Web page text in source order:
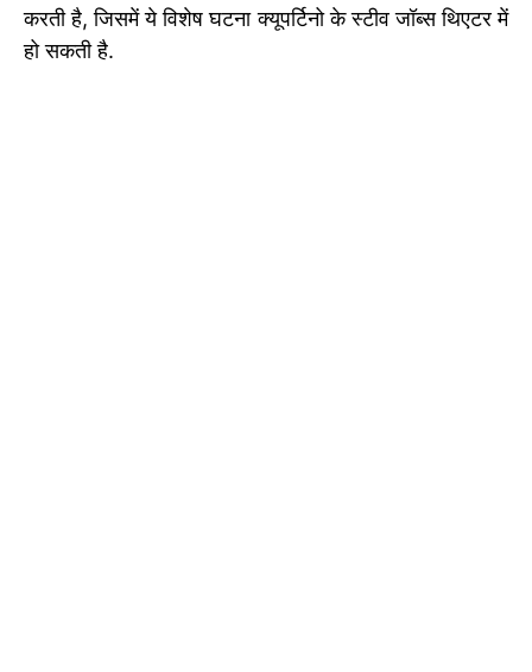
करती है, जिसमें ये विशेष घटना क्यूपर्टिनो के स्टीव जॉब्स थिएटर में
हो सकती है.